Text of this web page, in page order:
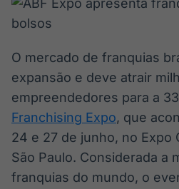
Soluções de Dados
e Conteúdos
O mercado de franquias
expansão e deve atrair
empreendedores para a
Franchising Expo, que
24 e 27 de junho, no Expo
São Paulo. Considerada a
franquias do mundo, o